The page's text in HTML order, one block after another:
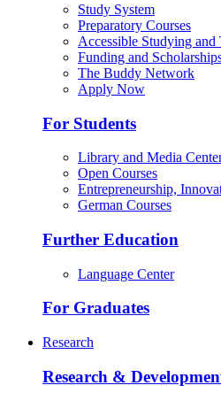
Study System
Preparatory Courses
Accessible Studying and
Funding and
The Buddy Network
Apply Now
For Students
Library and Media
Open Courses
Entrepreneurship,
German Courses
Further Education
Language Center
For Graduates
Research
Research &